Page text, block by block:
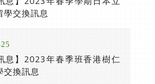
學交換訊息
息】2023年春季班香港樹仁
交換訊息